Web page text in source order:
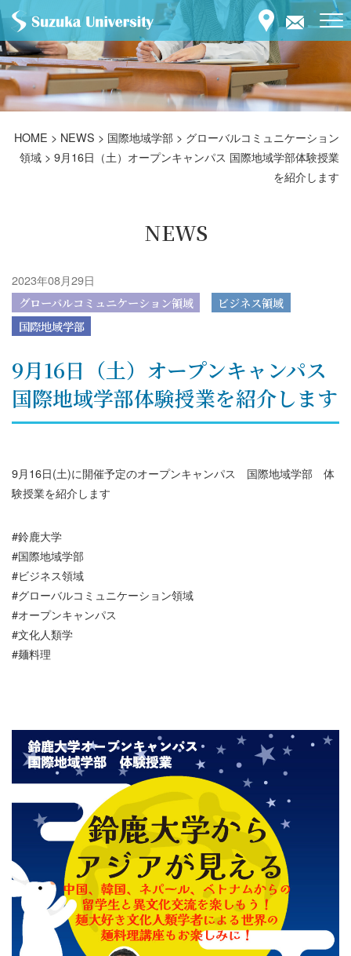
HOME > NEWS > 国際地域学部 > グローバルコミュニケーション
領域 > 9月16日（土）オープンキャンパス 国際地域学部体験授業
を紹介します
NEWS
2023年08月29日
グローバルコミュニケーション領域
ビジネス領域
国際地域学部
9月16日（土）オープンキャンパス
国際地域学部体験授業を紹介します
9月16日(土)に開催予定のオープンキャンパス 国際地域学部 体
験授業を紹介します
#鈴鹿大学
#国際地域学部
#ビジネス領域
#グローバルコミュニケーション領域
#オープンキャンパス
#文化人類学
#麺料理